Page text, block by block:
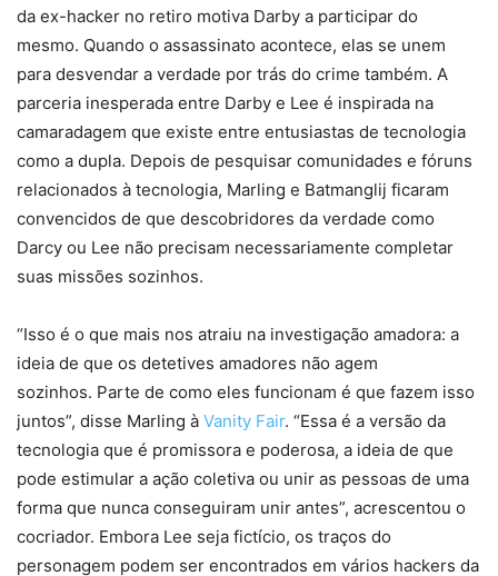
da ex-hacker no retiro motiva Darby a participar do
mesmo. Quando o assassinato acontece, elas se unem
para desvendar a verdade por trás do crime também. A
parceria inesperada entre Darby e Lee é inspirada na
camaradagem que existe entre entusiastas de tecnologia
como a dupla. Depois de pesquisar comunidades e fóruns
relacionados à tecnologia, Marling e Batmanglij ficaram
convencidos de que descobridores da verdade como
Darcy ou Lee não precisam necessariamente completar
suas missões sozinhos.
“Isso é o que mais nos atraiu na investigação amadora: a
ideia de que os detetives amadores não agem
sozinhos. Parte de como eles funcionam é que fazem isso
juntos”, disse Marling à Vanity Fair. “Essa é a versão da
tecnologia que é promissora e poderosa, a ideia de que
pode estimular a ação coletiva ou unir as pessoas de uma
forma que nunca conseguiram unir antes”, acrescentou o
cocriador. Embora Lee seja fictício, os traços do
personagem podem ser encontrados em vários hackers da